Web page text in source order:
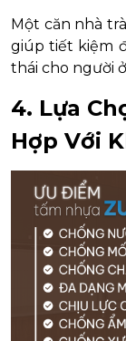
Một căn nhà
giúp tiết kiệm
thái cho người
4. Lựa
Hợp Với